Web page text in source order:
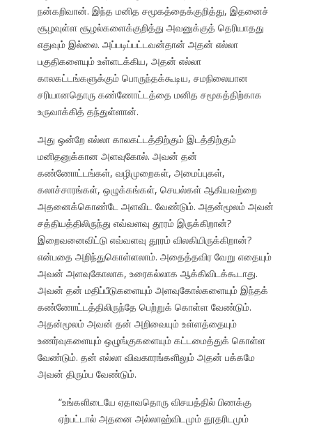
நன்கறிவான். இந்த மனித சமூகத்தைக்குறித்து, இதனைச்
சூழவுள்ள சூழல்களைக்குறித்து அவனுக்குத் தெரியாதது
எதுவும் இல்லை. அப்படிப்பட்டவன்தான் அதன் எல்லா
பகுதிகளையும் உள்ளடக்கிய, அதன் எல்லா
காலகட்டங்களுக்கும் பொருந்தக்கூடிய, சமநிலையான
சரியானதொரு கண்ணோட்டத்தை மனித சமூகத்திற்காக
உருவாக்கித் தந்துள்ளான்.
அது ஒன்றே எல்லா காலகட்டத்திற்கும் இடத்திற்கும்
மனிதனுக்கான அளவுகோல். அவன் தன்
கண்ணோட்டங்கள், வழிமுறைகள், அமைப்புகள்,
கலாச்சாரங்கள், ஒழுக்கங்கள், செயல்கள் ஆகியவற்றை
அதனைக்கொண்டே அளவிட வேண்டும். அதன்மூலம் அவன்
சத்தியத்திலிருந்து எவ்வளவு தூரம் இருக்கிறான்?
இறைவனைவிட்டு எவ்வளவு தூரம் விலகியிருக்கிறான்?
என்பதை அறிந்துகொள்ளலாம். அதைத்தவிர வேறு எதையும்
அவன் அளவுகோலாக, உரைகல்லாக ஆக்கிவிடக்கூடாது.
அவன் தன் மதிப்பீடுகளையும் அளவுகோல்களையும் இந்தக்
கண்ணோட்டத்திலிருந்தே பெற்றுக் கொள்ள வேண்டும்.
அதன்மூலம் அவன் தன் அறிவையும் உள்ளத்தையும்
உணர்வுகளையும் ஒழுங்குகளையும் கட்டமைத்துக் கொள்ள
வேண்டும். தன் எல்லா விவகாரங்களிலும் அதன் பக்கமே
அவன் திரும்ப வேண்டும்.
“உங்களிடையே ஏதாவதொரு விசயத்தில் பிணக்கு
ஏற்பட்டால் அதனை அல்லாஹ்விடமும் தூதரிடமும்